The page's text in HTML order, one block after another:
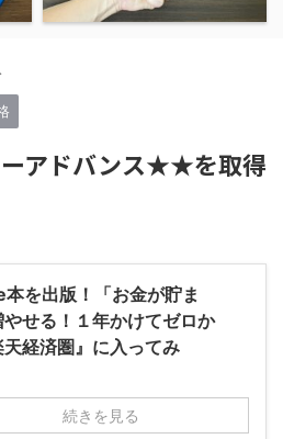
ーアドバンス★★を取得
を出版！「お金が貯ま
やせる！１年かけてゼロか
天経済圏』に入ってみ
続きを見る